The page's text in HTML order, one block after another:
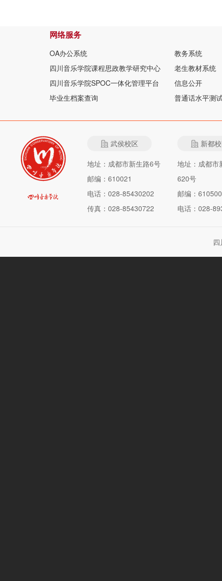
网络服务
OA办公系统
教务系统
四川音乐学院课程思政教学研究中心
老生教材系统
四川音乐学院SPOC一体化管理平台
信息公开
毕业生档案查询
普通话水平测
武侯校区
地址：成都市新生路6号
邮编：610021
电话：028-85430202
传真：028-85430722
新都
地址：成都市
620号
邮编：610500
电话：028-